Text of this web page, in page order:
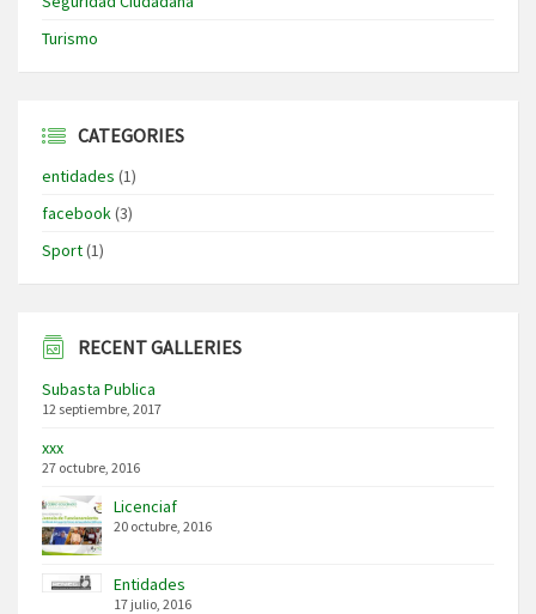
Turismo
CATEGORIES
entidades (1)
facebook(3)
Sport(1)
RECENT GALLERIES
Subasta Publica
12 septiembre, 2017
xxx
27 octubre, 2016
Licenciaf
20 octubre, 2016
Entidades
17 julio, 2016